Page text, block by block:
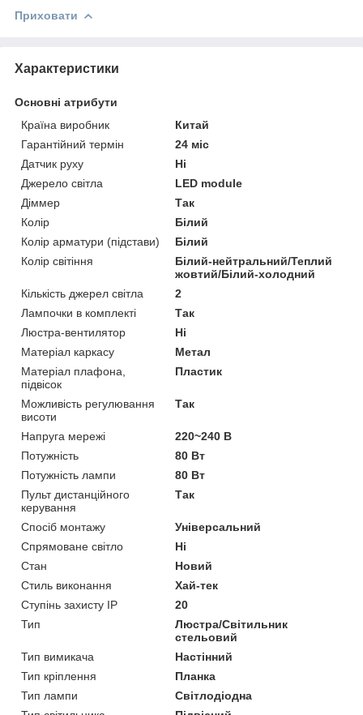
Приховати
Характеристики
Основні атрибути
Країна виробник
Китай
Гарантійний термін
24 міс
Датчик руху
Ні
Джерело світла
LED module
Діммер
Так
Колір
Білий
Колір арматури (підстави)
Білий
Колір світіння
Білий-нейтральний/Теплий
жовтий/Білий-холодний
Кількість джерел світла
2
Лампочки в комплекті
Так
Люстра-вентилятор
Ні
Матеріал каркасу
Метал
Матеріал плафона,
підвісок
Пластик
Можливість регулювання
висоти
Так
Напруга мережі
220~240 В
Потужність
80 Вт
Потужність лампи
80 Вт
Пульт дистанційного
керування
Так
Спосіб монтажу
Універсальний
Спрямоване світло
Ні
Стан
Новий
Стиль виконання
Хай-тек
Ступінь захисту IP
20
Тип
Люстра/Світильник
стельовий
Тип вимикача
Настінний
Тип кріплення
Планка
Тип лампи
Світлодіодна